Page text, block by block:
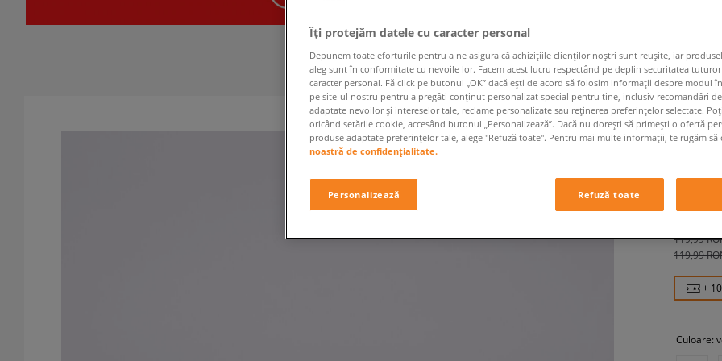
99,99
119,99
119,99
+
Culoare:
Îți protejăm datele cu caracter personal
Depunem toate eforturile pentru a ne asigura că achizițiile clienților noștri sunt reușite, iar
aleg sunt în conformitate cu nevoile lor. Facem acest lucru respectând pe deplin securitatea
caracter personal. Fă click pe butonul „OK” dacă ești de acord să folosim informații despre modul
pe site-ul nostru pentru a pregăti conținut personalizat special pentru tine, inclusiv recomandări
adaptate nevoilor și intereselor tale, reclame personalizate sau reținerea preferințelor selectate.
oricând setările cookie, accesând butonul „Personalizează”. Dacă nu dorești să primești o ofertă
produse adaptate preferințelor tale, alege "Refuză toate". Pentru mai multe informații, te rugăm să
noastră de confidențialitate.
Personalizează Refuză toate